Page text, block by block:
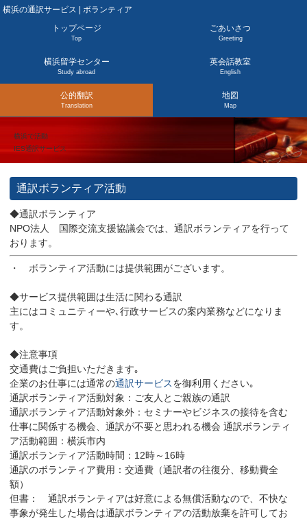
横浜の通訳サービス | ボランティア
トップページ
Top
ごあいさつ
Greeting
横浜留学センター
Study abroad
英会話教室
English
公的翻訳
Translation
地図
Map
横浜で活動
IES通訳サービス
通訳ボランティア活動
◆通訳ボランティア
NPO法人 国際交流支援協議会では、通訳ボランティアを行って
おります。
・ ボランティア活動には提供範囲がございます。
◆サービス提供範囲は生活に関わる通訳
主にはコミュニティーや､行政サービスの案内業務などになりま
す。
◆注意事項
交通費はご負担いただきます｡
企業のお仕事には通常の通訳サービスを御利用ください｡
通訳ボランティア活動対象：ご友人とご親族の通訳
通訳ボランティア活動対象外：セミナーやビジネスの接待を含む
仕事に関係する機会、通訳が不要と思われる機会 通訳ボランティ
ア活動範囲：横浜市内
通訳ボランティア活動時間：12時～16時
通訳のボランティア費用：交通費（通訳者の往復分、移動費全
額）
但書： 通訳ボランティアは好意による無償活動なので、不快な
事象が発生した場合は通訳ボランティアの活動放棄を許可してお